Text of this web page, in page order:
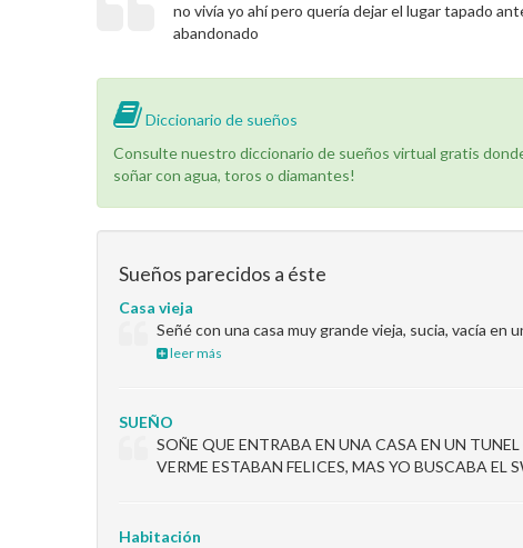
no vivía yo ahí pero quería dejar el lugar tapado
abandonado
Diccionario de sueños
Consulte nuestro diccionario de sueños virtual gratis
soñar con agua, toros o diamantes!
Sueños parecidos a éste
Casa vieja
Señé con una casa muy grande vieja, sucia, vacía
leer más
SUEÑO
SOÑE QUE ENTRABA EN UNA CASA EN UN
VERME ESTABAN FELICES, MAS YO BUSCABA EL
Habitación